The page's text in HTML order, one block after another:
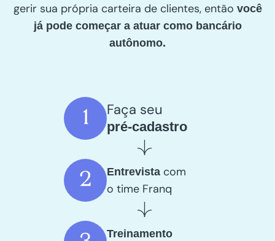
gerir sua própria carteira de clientes, então você
já pode começar a atuar como bancário
autônomo.
Faça seu
pré-cadastro
Entrevista com
o time Franq
Treinamento